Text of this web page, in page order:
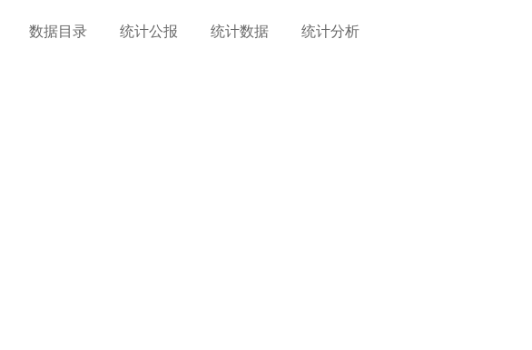
数据目录 统计公报 统计数据 统计分析